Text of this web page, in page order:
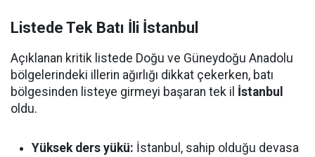
Listede Tek Batı İli İstanbul
Açıklanan kritik listede Doğu ve Güneydoğu Anadolu
bölgelerindeki illerin ağırlığı dikkat çekerken, batı
bölgesinden listeye girmeyi başaran tek il İstanbul
oldu.
Yüksek ders yükü: İstanbul, sahip olduğu devasa